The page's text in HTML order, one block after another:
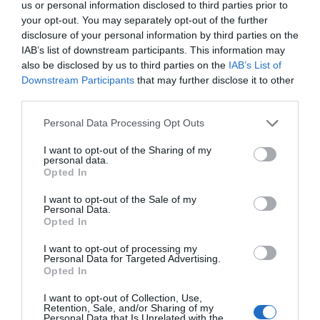
us or personal information disclosed to third parties prior to
your opt-out. You may separately opt-out of the further
disclosure of your personal information by third parties on the
IAB’s list of downstream participants. This information may
also be disclosed by us to third parties on the IAB’s List of
Downstream Participants that may further disclose it to other
Personal Data Processing Opt Outs
I want to opt-out of the Sharing of my
personal data.
Opted In
I want to opt-out of the Sale of my
Personal Data.
Opted In
I want to opt-out of processing my
Personal Data for Targeted Advertising.
Opted In
I want to opt-out of Collection, Use,
Retention, Sale, and/or Sharing of my
Personal Data that Is Unrelated with the